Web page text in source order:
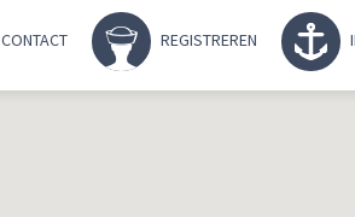
CONTACT REGISTREREN